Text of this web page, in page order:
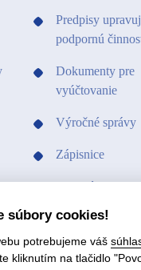
Predpisy
podpornú
Dokumenty pre
vyúčtovanie
Výročné správy
Zápisnice
Ostatné
Vzory a tlačivá
Hospodárenie
súbory cookies!
potrebujeme váš
kliknutím na tlačidlo